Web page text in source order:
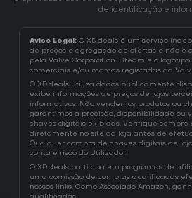
de identificação e
Aviso Legal: O XD.deals é um serviço
de preços e agregação de ofertas e não é
pela Valve Corporation. Steam e o
comerciais e/ou marcas registadas da
O XD.deals utiliza dados publicamente
exibe informações de preços de lojas
informativos. Não vendemos produtos ou
garantimos a precisão, disponibilidade ou
chaves digitais exibidas. Verifique sempre
diretamente no site da loja antes de
Qualquer compra de chaves digitais de
conta e risco do Utilizador.
O XD.deals participa em programas de
uma comissão de compras qualificadas
nossos links. Como Associado Amazon,